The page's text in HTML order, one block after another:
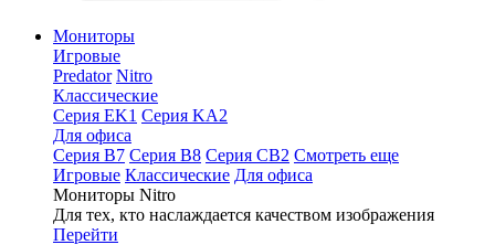
Мониторы
Игровые
Predator Nitro
Классические
Серия EK1 Серия KA2
Для офиса
Серия B7 Серия B8 Серия CB2 Смотреть еще
Игровые Классические Для офиса
Мониторы Nitro
Для тех, кто наслаждается качеством изображения
Перейти